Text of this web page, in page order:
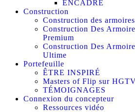
ENCADRÉ
Construction
Construction des
Construction Des
Premium
Construction Des
Ultime
Portefeuille
ÊTRE INSPIRÉ
Masters of Flip sur
TÉMOIGNAGES
Connexion du concepteur
Ressources vidéo